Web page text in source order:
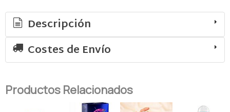
Descripción
Costes de Envío
Productos Relacionados